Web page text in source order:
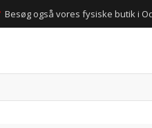
Besøg også vores fysiske butik i